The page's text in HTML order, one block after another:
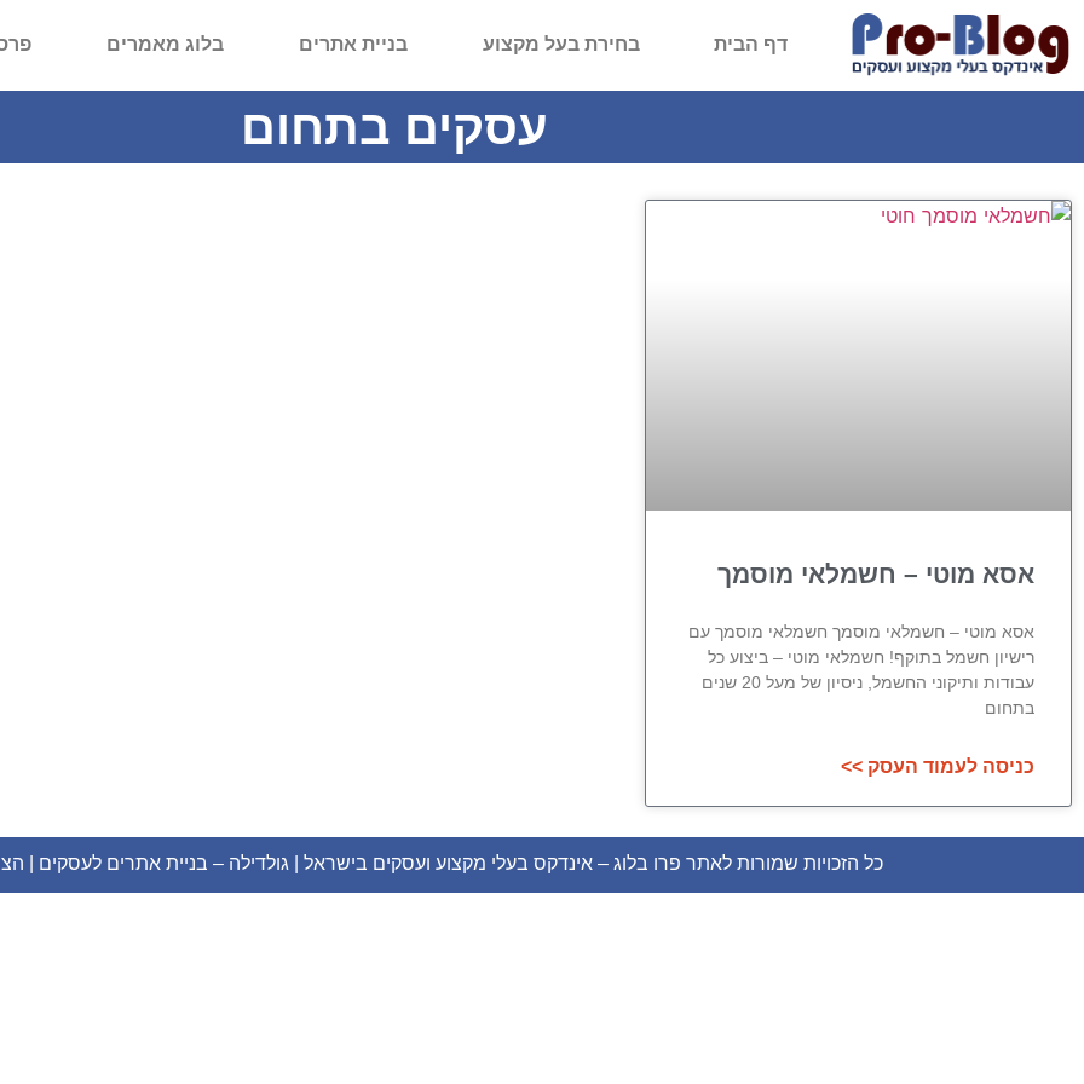
דף הבית בחירת בעל מקצוע בניית אתרים בלוג מאמרים
עסקים בתחום
אסא מוטי – חשמלאי מוסמך
אסא מוטי – חשמלאי מוסמך חשמלאי מוסמך עם
רישיון חשמל בתוקף! חשמלאי מוטי – ביצוע כל
עבודות ותיקוני החשמל, ניסיון של מעל 20 שנים
בתחום
כניסה לעמוד העסק >>
כל הזכויות שמורות לאתר פרו בלוג – אינדקס בעלי מקצוע ועסקים בישראל | גולדילה – בניית אתרים לעסקים